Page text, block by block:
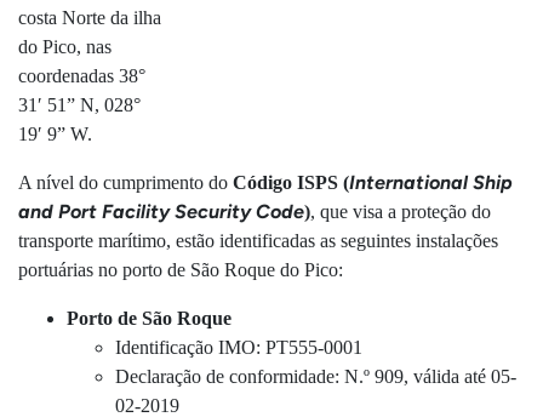
costa Norte da ilha
do Pico, nas
coordenadas 38°
31′ 51” N, 028°
19′ 9” W.
A nível do cumprimento do Código ISPS (International Ship
and Port Facility Security Code), que visa a proteção do
transporte marítimo, estão identificadas as seguintes instalações
portuárias no porto de São Roque do Pico:
Porto de São Roque
Identificação IMO: PT555-0001
Declaração de conformidade: N.º 909, válida até 05-
02-2019